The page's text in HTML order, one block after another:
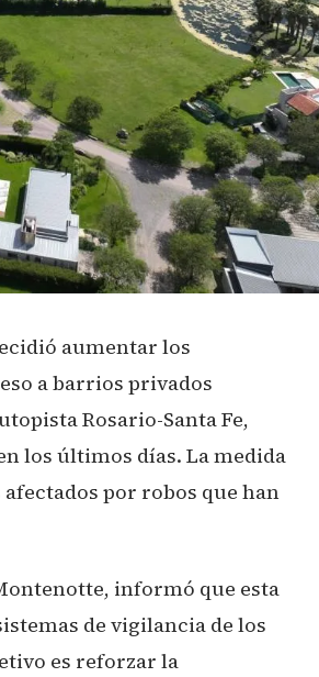
aumentar los
a barrios privados
Rosario-Santa Fe,
los últimos días. La medida
por robos que han
informó que esta
de vigilancia de los
es reforzar la